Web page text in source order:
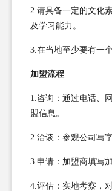
2.请具备一定的文化
及学习能力。
3.在当地至少要有一
加盟流程
1.咨询：通过电话、
盟信息。
2.洽谈：参观公司写
3.申请：加盟商填写
4.评估：实地考察，